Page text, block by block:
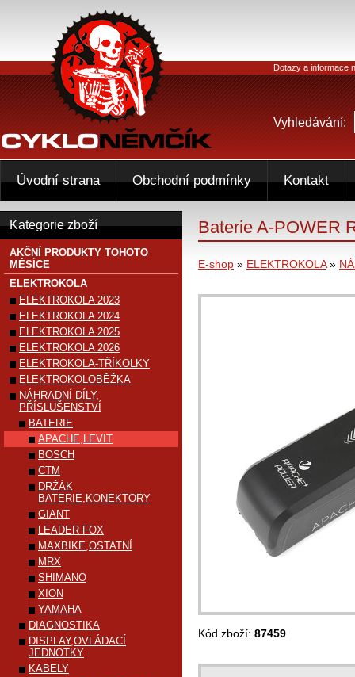
Baterie A-POWER
E-shop » ELEKTROKOLA»
Kód zboží: 87459
Kategorie zboží
AKČNÍ PRODUKTY TOHOTO
MĚSÍCE
ELEKTROKOLA
ELEKTROKOLA 2023
ELEKTROKOLA 2024
ELEKTROKOLA 2025
ELEKTROKOLA 2026
ELEKTROKOLA-TŘÍKOLKY
ELEKTROKOLOBĚŽKA
NÁHRADNÍ DÍLY,
PŘÍSLUŠENSTVÍ
BATERIE
APACHE,LEVIT
BOSCH
CTM
DRŽÁK
BATERIE,KONEKTORY
GIANT
LEADER FOX
MAXBIKE,OSTATNÍ
MRX
SHIMANO
XION
YAMAHA
DIAGNOSTIKA
DISPLAY,OVLÁDACÍ
JEDNOTKY
KABELY
Dotazy a informace
Vyhledávání:
Úvodní strana Obchodní podmínky Kontakt